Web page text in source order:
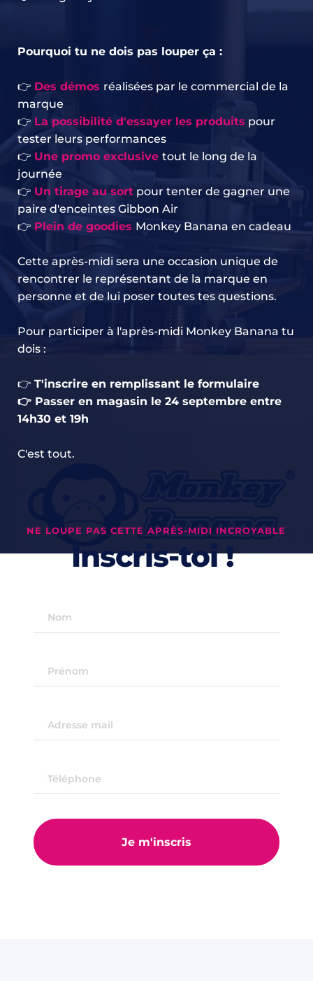
Pourquoi tu ne dois pas louper ça :
👉 Des démos réalisées par le commercial de la
marque
👉 La possibilité d'essayer les produits pour
tester leurs performances
👉 Une promo exclusive tout le long de la
journée
👉 Un tirage au sort pour tenter de gagner une
paire d'enceintes Gibbon Air
👉 Plein de goodies Monkey Banana en cadeau
Cette après-midi sera une occasion unique de
rencontrer le représentant de la marque en
personne et de lui poser toutes tes questions.
Pour participer à l'après-midi Monkey Banana tu
dois :
👉 T'inscrire en remplissant le formulaire
👉 Passer en magasin le 24 septembre entre
14h30 et 19h
C'est tout.
NE LOUPE PAS CETTE APRÈS-MIDI INCROYABLE
Inscris-toi !
Je m'inscris